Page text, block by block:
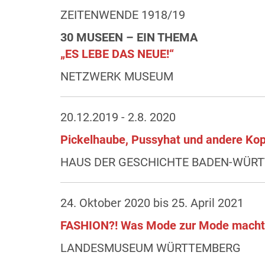
ZEITENWENDE 1918/19
30 MUSEEN – EIN THEMA
„ES LEBE DAS NEUE!“
NETZWERK MUSEUM
20.12.2019 - 2.8. 2020
Pickelhaube, Pussyhat und andere
HAUS DER GESCHICHTE BADEN-
24. Oktober 2020 bis 25. April 2021
FASHION?! Was Mode zur Mode macht
LANDESMUSEUM WÜRTTEMBERG